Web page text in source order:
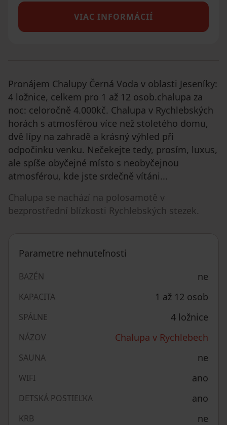
VIAC INFORMÁCIÍ
Pronájem Chalupy Černá Voda v oblasti Jeseníky:
4 ložnice, celkem pro 1 až 12 osob.chalupa za
noc: celoročně 4.000kč. Chalupa v Rychlebských
horách s atmosférou více než stoletého domu,
dvě lípy na zahradě a krásný výhled při
odpočinku venku. Nečekejte tedy, prosím, luxus,
ale spíše obyčejné místo s neobyčejnou
atmosférou, kde jste srdečně vítáni...
Chalupa se nachází na polosamotě v
bezprostřední blízkosti Rychlebských stezek.
Parametre nehnuteľnosti
BAZÉN ne
KAPACITA 1 až 12 osob
SPÁLNE 4 ložnice
NÁZOV Chalupa v Rychlebech
SAUNA ne
WIFI ano
DETSKÁ POSTIEĽKA ano
KRB ne